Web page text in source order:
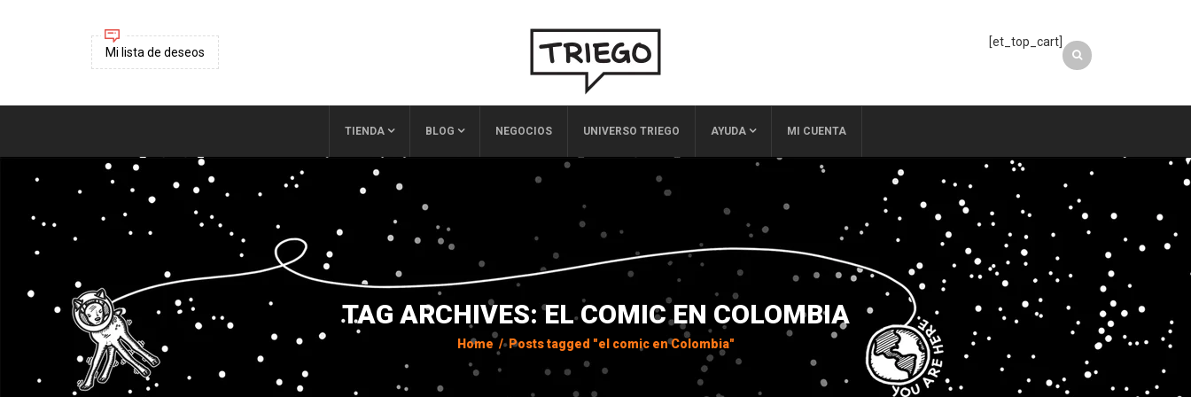
Mi lista de deseos
[et_top_cart]
TIENDA BLOG NEGOCIOS UNIVERSO TRIEGO AYUDA MI CUENTA
TAG ARCHIVES: EL COMIC EN COLOMBIA
Home / Posts tagged "el comic en Colombia"